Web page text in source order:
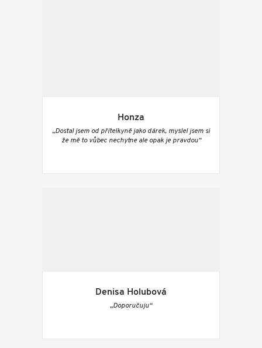
Honza
„Dostal jsem od přítelkyně jako dárek, myslel jsem si
že mě to vůbec nechytne ale opak je pravdou“
Denisa Holubová
„Doporučuju“